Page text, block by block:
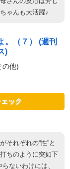
ゃんも大活躍♪
。（７） (週刊
)
の他)
ック
それぞれの“性”と
ちのように突如下
ないわけには、